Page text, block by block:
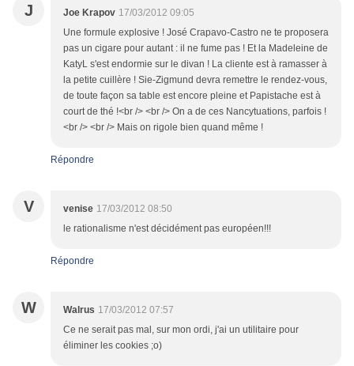
J Joe Krapov 17/03/2012 09:05
Une formule explosive ! José Crapavo-Castro ne te proposera
pas un cigare pour autant : il ne fume pas ! Et la Madeleine de
KatyL s'est endormie sur le divan ! La cliente est à ramasser à
la petite cuillère ! Sie-Zigmund devra remettre le rendez-vous,
de toute façon sa table est encore pleine et Papistache est à
court de thé !<br /> <br /> On a de ces Nancytuations, parfois !
<br /> <br /> Mais on rigole bien quand même !
Répondre
V venise 17/03/2012 08:50
le rationalisme n'est décidément pas européen!!!
Répondre
W Walrus 17/03/2012 07:57
Ce ne serait pas mal, sur mon ordi, j'ai un utilitaire pour
éliminer les cookies ;o)